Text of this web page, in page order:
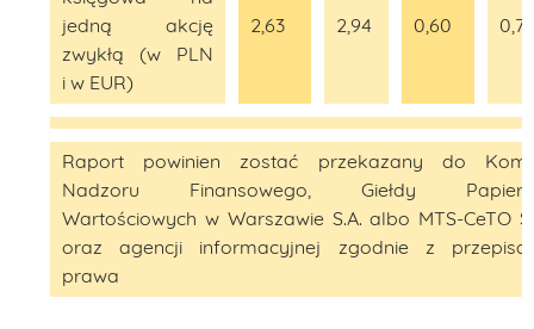
jedną akcję
zwykłą (w PLN
i w EUR)
2,63 2,94 0,60 0,74
Raport powinien zostać przekazany do
Nadzoru Finansowego, Giełdy
Wartościowych w Warszawie S.A. albo MTS-CeTO
oraz agencji informacyjnej zgodnie z
prawa